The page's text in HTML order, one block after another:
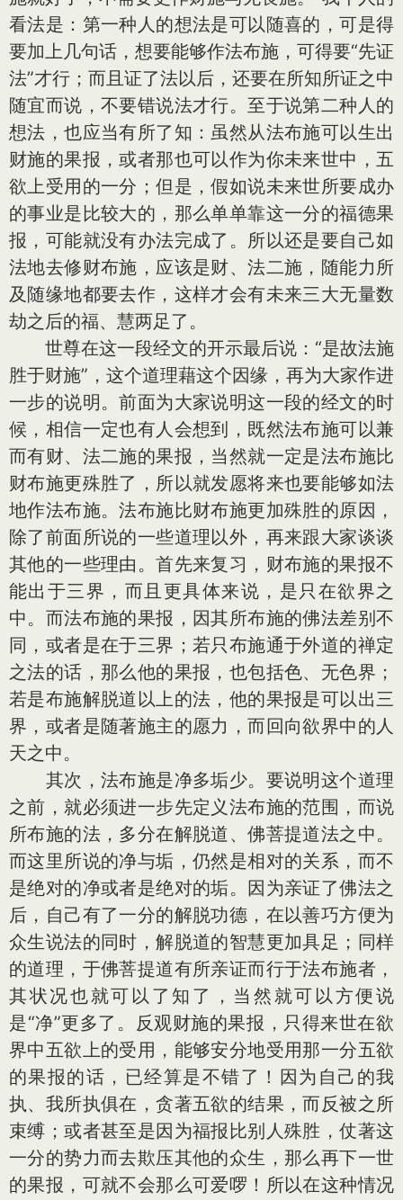
看法是：第一种人的想法是可以随喜的，可是得
要加上几句话，想要能够作法布施，可得要“先证
法”才行；而且证了法以后，还要在所知所证之中
随宜而说，不要错说法才行。至于说第二种人的
想法，也应当有所了知：虽然从法布施可以生出
财施的果报，或者那也可以作为你未来世中，五
欲上受用的一分；但是，假如说未来世所要成办
的事业是比较大的，那么单单靠这一分的福德果
报，可能就没有办法完成了。所以还是要自己如
法地去修财布施，应该是财、法二施，随能力所
及随缘地都要去作，这样才会有未来三大无量数
劫之后的福、慧两足了。
世尊在这一段经文的开示最后说：“是故法施
胜于财施”，这个道理藉这个因缘，再为大家作进
一步的说明。前面为大家说明这一段的经文的时
候，相信一定也有人会想到，既然法布施可以兼
而有财、法二施的果报，当然就一定是法布施比
财布施更殊胜了，所以就发愿将来也要能够如法
地作法布施。法布施比财布施更加殊胜的原因，
除了前面所说的一些道理以外，再来跟大家谈谈
其他的一些理由。首先来复习，财布施的果报不
能出于三界，而且更具体来说，是只在欲界之
中。而法布施的果报，因其所布施的佛法差别不
同，或者是在于三界；若只布施通于外道的禅定
之法的话，那么他的果报，也包括色、无色界；
若是布施解脱道以上的法，他的果报是可以出三
界，或者是随著施主的愿力，而回向欲界中的人
天之中。
其次，法布施是净多垢少。要说明这个道理
之前，就必须进一步先定义法布施的范围，而说
所布施的法，多分在解脱道、佛菩提道法之中。
而这里所说的净与垢，仍然是相对的关系，而不
是绝对的净或者是绝对的垢。因为亲证了佛法之
后，自己有了一分的解脱功德，在以善巧方便为
众生说法的同时，解脱道的智慧更加具足；同样
的道理，于佛菩提道有所亲证而行于法布施者，
其状况也就可以了知了，当然就可以方便说
是“净”更多了。反观财施的果报，只得来世在欲
界中五欲上的受用，能够安分地受用那一分五欲
的果报的话，已经算是不错了！因为自己的我
执、我所执俱在，贪著五欲的结果，而反被之所
束缚；或者甚至是因为福报比别人殊胜，仗著这
一分的势力而去欺压其他的众生，那么再下一世
的果报，可就不会那么可爱啰！所以在这种情况